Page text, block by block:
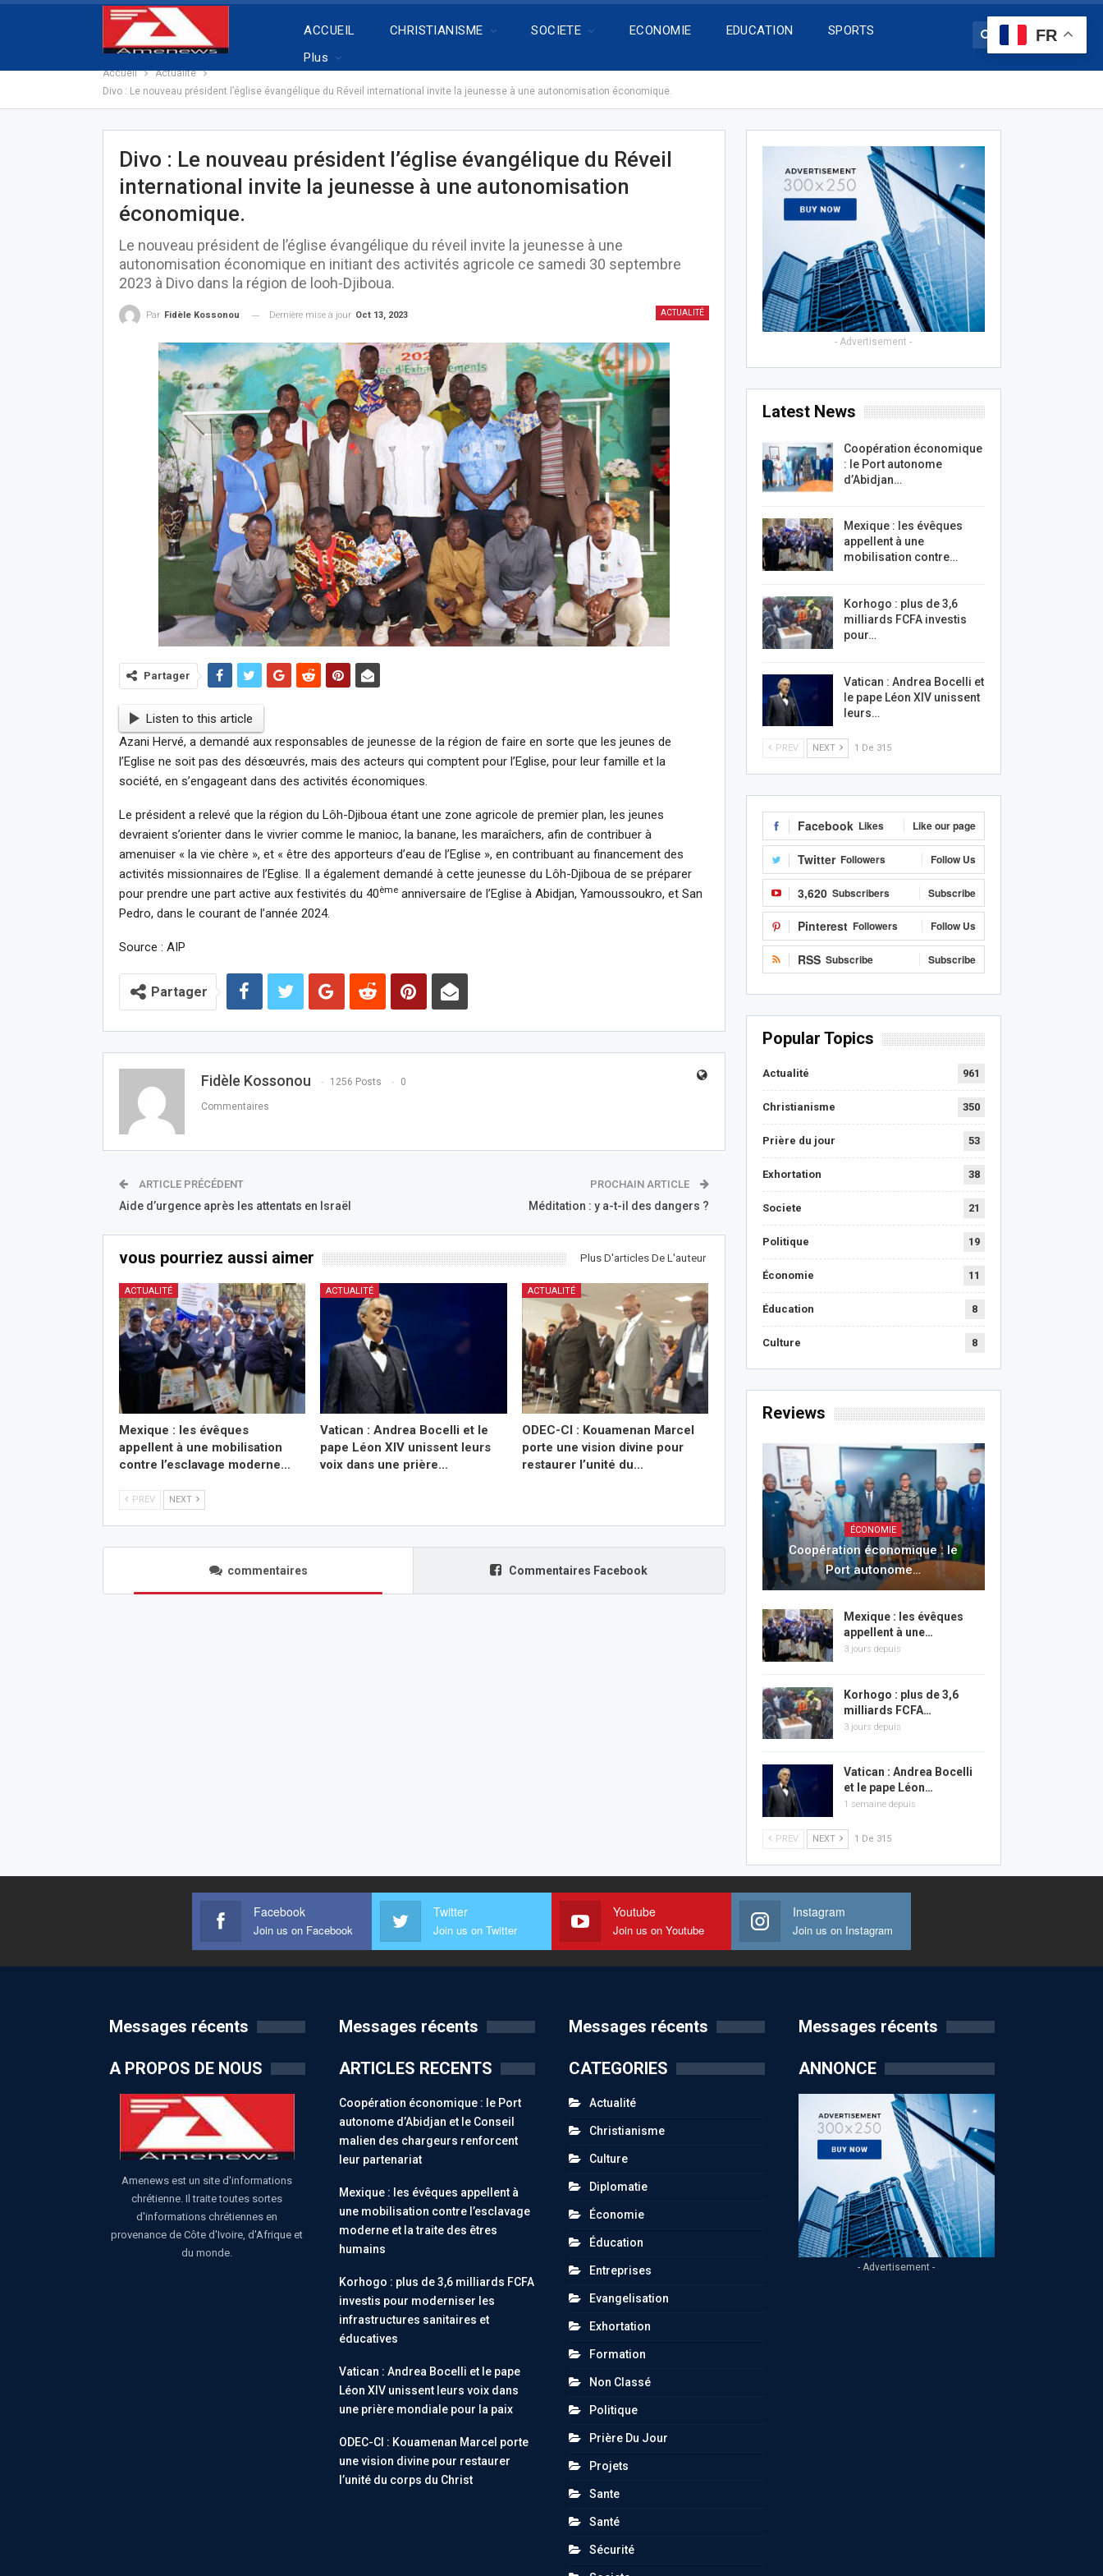
ACCUEIL CHRISTIANISME SOCIETE ECONOMIE EDUCATION
SPORTS
Plus
Accueil
Actualité
Divo : Le nouveau président l’église évangélique du Réveil international invite la jeunesse à une autonomisation économique.
Divo : Le nouveau président l’église évangélique du Réveil
international invite la jeunesse à une autonomisation
économique.
Le nouveau président de l’église évangélique du réveil invite la jeunesse à une
autonomisation économique en initiant des activités agricole ce samedi 30 septembre
2023 à Divo dans la région de looh-Djiboua.
ACTUALITÉ
Par Fidèle Kossonou Dernière mise à jour Oct 13, 2023
Partager
Listen to this article
Azani Hervé, a demandé aux responsables de jeunesse de la région de faire en sorte que les jeunes de
l’Eglise ne soit pas des désœuvrés, mais des acteurs qui comptent pour l’Eglise, pour leur famille et la
société, en s’engageant dans des activités économiques.
Le président a relevé que la région du Lôh-Djiboua étant une zone agricole de premier plan, les jeunes
devraient s’orienter dans le vivrier comme le manioc, la banane, les maraîchers, afin de contribuer à
amenuiser « la vie chère », et « être des apporteurs d’eau de l’Eglise », en contribuant au financement des
activités missionnaires de l’Eglise. Il a également demandé à cette jeunesse du Lôh-Djiboua de se préparer
pour prendre une part active aux festivités du 40èmeanniversaire de l’Eglise à Abidjan, Yamoussoukro, et San
Pedro, dans le courant de l’année 2024.
Source : AIP
Partager
Fidèle Kossonou 1256 Posts 0
Commentaires
ARTICLE PRÉCÉDENT
Aide d’urgence après les attentats en Israël
PROCHAIN ARTICLE
Méditation : y a-t-il des dangers ?
vous pourriez aussi aimer Plus D'articles De L'auteur
ACTUALITÉ
Mexique : les évêques
appellent à une mobilisation
contre l’esclavage moderne…
ACTUALITÉ
Vatican : Andrea Bocelli et le
pape Léon XIV unissent leurs
voix dans une prière…
ACTUALITÉ
ODEC-CI : Kouamenan Marcel
porte une vision divine pour
restaurer l’unité du…
PREV NEXT
commentaires Commentaires Facebook
- Advertisement -
Latest News
Coopération économique
: le Port autonome
d’Abidjan…
Mexique : les évêques
appellent à une
mobilisation contre…
Korhogo : plus de 3,6
milliards FCFA investis
pour…
Vatican : Andrea Bocelli et
le pape Léon XIV unissent
leurs…
PREV NEXT 1 De 315
Facebook Likes Like our page
Twitter Followers Follow Us
3,620 Subscribers Subscribe
Pinterest Followers Follow Us
RSS Subscribe Subscribe
Popular Topics
Actualité 961
Christianisme 350
Prière du jour 53
Exhortation 38
Societe 21
Politique 19
Économie 11
Éducation 8
Culture 8
Reviews
ÉCONOMIE
Coopération économique : le
Port autonome…
Mexique : les évêques
appellent à une…
3 jours depuis
Korhogo : plus de 3,6
milliards FCFA…
3 jours depuis
Vatican : Andrea Bocelli
et le pape Léon…
1 semaine depuis
PREV NEXT 1 De 315
Facebook
Join us on Facebook
Twitter
Join us on Twitter
Youtube
Join us on Youtube
Instagram
Join us on Instagram
Messages récents
A PROPOS DE NOUS
Amenews est un site d'informations
chrétienne. Il traite toutes sortes
d'informations chrétiennes en
provenance de Côte d'Ivoire, d'Afrique et
du monde.
Messages récents
ARTICLES RECENTS
Coopération économique : le Port
autonome d’Abidjan et le Conseil
malien des chargeurs renforcent
leur partenariat
Mexique : les évêques appellent à
une mobilisation contre l’esclavage
moderne et la traite des êtres
humains
Korhogo : plus de 3,6 milliards FCFA
investis pour moderniser les
infrastructures sanitaires et
éducatives
Vatican : Andrea Bocelli et le pape
Léon XIV unissent leurs voix dans
une prière mondiale pour la paix
ODEC-CI : Kouamenan Marcel porte
une vision divine pour restaurer
l’unité du corps du Christ
Messages récents
CATEGORIES
Actualité
Christianisme
Culture
Diplomatie
Économie
Éducation
Entreprises
Evangelisation
Exhortation
Formation
Non Classé
Politique
Prière Du Jour
Projets
Sante
Santé
Sécurité
Messages récents
ANNONCE
- Advertisement -
FR